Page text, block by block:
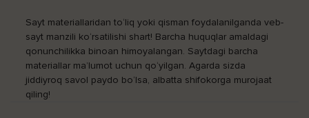
Sayt materiallaridan to‘liq yoki qisman foydalanilganda veb-
sayt manzili ko‘rsatilishi shart! Barcha huquqlar amaldagi
qonunchilikka binoan himoyalangan. Saytdagi barcha
materiallar ma’lumot uchun qo‘yilgan. Agarda sizda
jiddiyroq savol paydo bo‘lsa, albatta shifokorga murojaat
qiling!